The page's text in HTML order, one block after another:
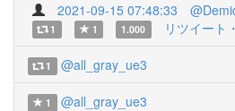
2021-09-15 07:48:33
1 1 1.000 リツイート
1 @all_gray_ue3
1 @all_gray_ue3